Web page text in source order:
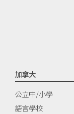
加拿大
公立中/小學
語言學校